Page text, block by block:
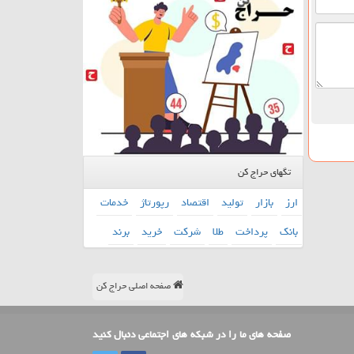
تگهای حراج کن
ارز بازار تولید اقتصاد رپورتاژ خدمات
بانك پرداخت طلا شركت خرید برند
صفحه اصلی حراج کن
صفحه های ما را در شبکه های اجتماعی دنبال کنید